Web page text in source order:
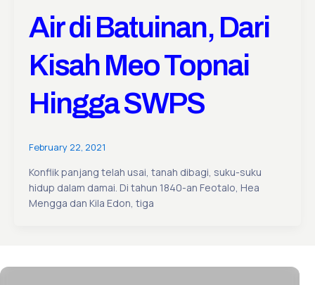
Air di Batuinan, Dari
Kisah Meo Topnai
Hingga SWPS
February 22, 2021
Konflik panjang telah usai, tanah dibagi, suku-suku
hidup dalam damai. Di tahun 1840-an Feotalo, Hea
Mengga dan Kila Edon, tiga